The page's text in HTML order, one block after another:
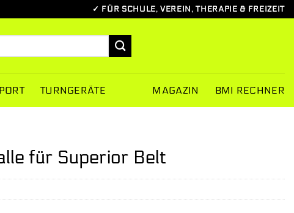
✓ FÜR SCHULE, VEREIN, THERAPIE & FREIZEIT
TURNGERÄTE MAGAZIN BMI RECHNER
für Superior Belt